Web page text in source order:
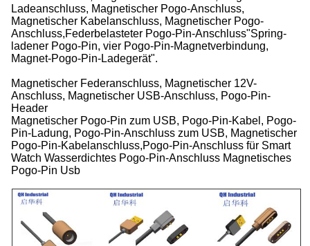
Ladeanschluss, Magnetischer Pogo-Anschluss,
Magnetischer Kabelanschluss, Magnetischer Pogo-
Anschluss,Federbelasteter Pogo-Pin-Anschluss"Spring-
ladener Pogo-Pin, vier Pogo-Pin-Magnetverbindung,
Magnet-Pogo-Pin-Ladegerät".
Magnetischer Federanschluss, Magnetischer 12V-
Anschluss, Magnetischer USB-Anschluss, Pogo-Pin-
Header
Magnetischer Pogo-Pin zum USB, Pogo-Pin-Kabel, Pogo-
Pin-Ladung, Pogo-Pin-Anschluss zum USB, Magnetischer
Pogo-Pin-Kabelanschluss,Pogo-Pin-Anschluss für Smart
Watch Wasserdichtes Pogo-Pin-Anschluss Magnetisches
Pogo-Pin Usb